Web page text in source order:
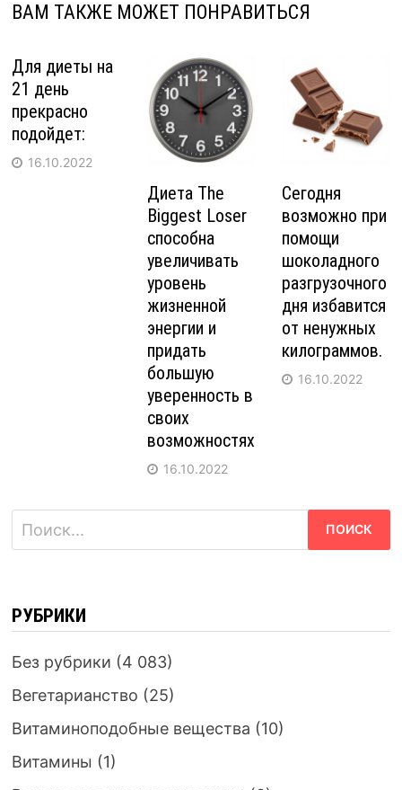
ВАМ ТАКЖЕ МОЖЕТ ПОНРАВИТЬСЯ
Для диеты на
21 день
прекрасно
подойдет:
16.10.2022
Диета The
Biggest Loser
способна
увеличивать
уровень
жизненной
энергии и
придать
большую
уверенность в
своих
возможностях
16.10.2022
Сегодня
возможно при
помощи
шоколадного
разгрузочного
дня избавится
от ненужных
килограммов.
16.10.2022
Найти:
РУБРИКИ
Без рубрики (4 083)
Вегетарианство (25)
Витаминоподобные вещества (10)
Витамины (1)